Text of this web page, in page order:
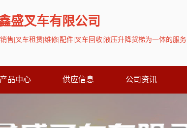
盛叉车有限公司
售|叉车租赁|维修|配件|叉车回收|液压升降货梯为一体的服务
产品中心 供应信息 公司资讯